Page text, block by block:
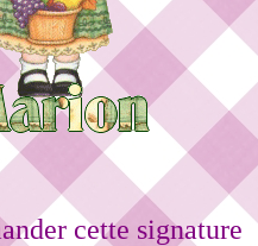
cette signature